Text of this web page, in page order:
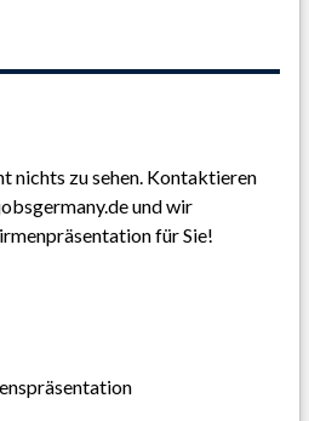
nichts zu sehen. Kontaktieren
und wir
für Sie!